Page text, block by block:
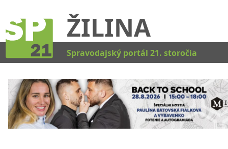
ŽILINA
Spravodajský portál 21. storočia